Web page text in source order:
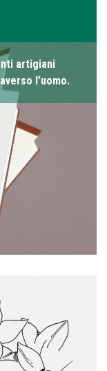
artigiani
l’uomo.